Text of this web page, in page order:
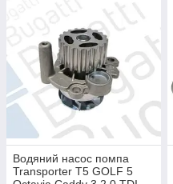
Водяний насос помпа
Transporter T5 GOLF 5